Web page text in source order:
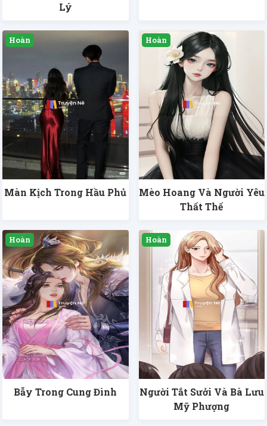
Lý
Màn Kịch Trong Hầu Phủ
Mèo Hoang Và Người Yêu
Thất Thế
Bẫy Trong Cung Đình
Người Tắt Sưởi Và Bà Lưu
Mỹ Phượng